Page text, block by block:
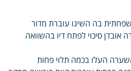
בה השיגו עוברת מדור
אובדן סיכוי לפתח דיו בהשוואה
העלו בכמה תלוי פחות